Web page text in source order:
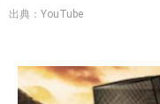
出典：YouTube